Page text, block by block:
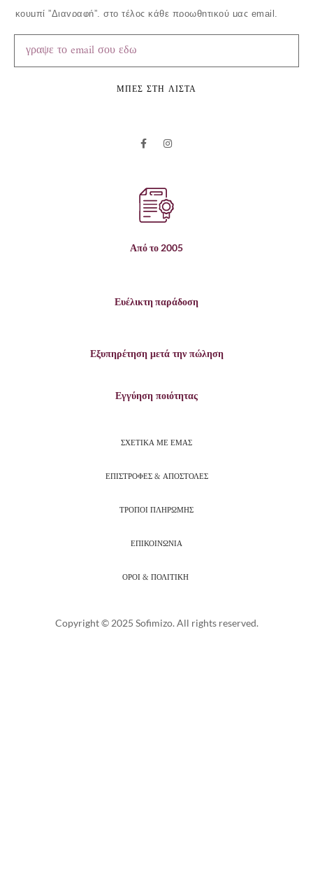
κουμπί ”Διαγραφή”, στο τέλος κάθε προωθητικού μας email.
ΜΠΕΣ ΣΤΗ ΛΙΣΤΑ
Από το 2005
Ευέλικτη παράδοση
Εξυπηρέτηση μετά την πώληση
Εγγύηση ποιότητας
ΣΧΕΤΙΚΑ ΜΕ ΕΜΑΣ
ΕΠΙΣΤΡΟΦΕΣ & ΑΠΟΣΤΟΛΕΣ
ΤΡΟΠΟΙ ΠΛΗΡΩΜΗΣ
ΕΠΙΚΟΙΝΩΝΙΑ
ΟΡΟΙ & ΠΟΛΙΤΙΚΗ
Copyright © 2025 Sofimizo. All rights reserved.